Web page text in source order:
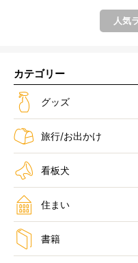
人気
カテゴリー
グッズ
旅行/お出かけ
看板犬
住まい
書籍